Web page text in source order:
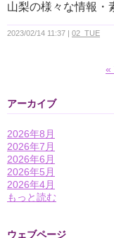
山梨の様々な情報・
2023/02/14 11:37 02_TUE
«
アーカイブ
2026年8月
2026年7月
2026年6月
2026年5月
2026年4月
もっと読む
ウェブページ